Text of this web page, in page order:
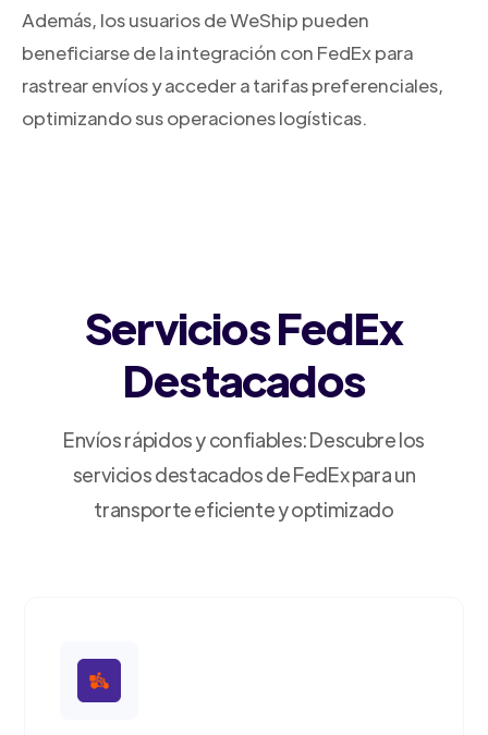
Además, los usuarios de WeShip pueden
beneficiarse de la integración con FedEx para
rastrear envíos y acceder a tarifas preferenciales,
optimizando sus operaciones logísticas.
Servicios FedEx
Destacados
Envíos rápidos y confiables: Descubre los
servicios destacados de FedEx para un
transporte eficiente y optimizado